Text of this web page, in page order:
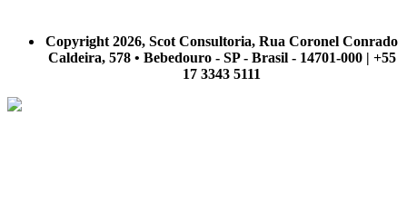
Copyright 2026, Scot Consultoria, Rua Coronel Conrado
Caldeira, 578 • Bebedouro - SP - Brasil - 14701-000 | +55
17 3343 5111